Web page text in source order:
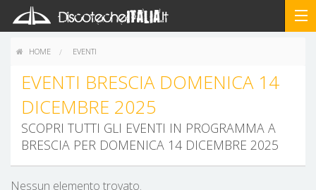
HOME EVENTI
EVENTI BRESCIA DOMENICA 14
DICEMBRE 2025
SCOPRI TUTTI GLI EVENTI IN PROGRAMMA A
BRESCIA PER DOMENICA 14 DICEMBRE 2025
Nessun elemento trovato.